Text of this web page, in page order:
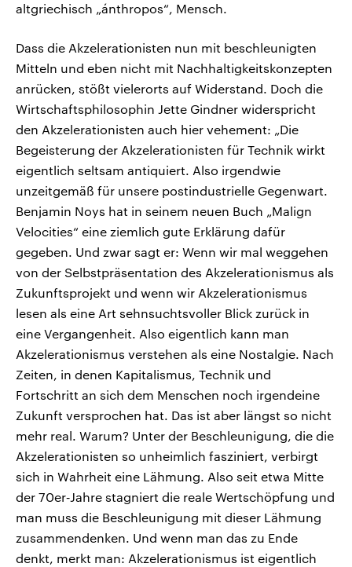
altgriechisch „ánthropos“, Mensch.
Dass die Akzelerationisten nun mit beschleunigten
Mitteln und eben nicht mit Nachhaltigkeitskonzepten
anrücken, stößt vielerorts auf Widerstand. Doch die
Wirtschaftsphilosophin Jette Gindner widerspricht
den Akzelerationisten auch hier vehement: „Die
Begeisterung der Akzelerationisten für Technik wirkt
eigentlich seltsam antiquiert. Also irgendwie
unzeitgemäß für unsere postindustrielle Gegenwart.
Benjamin Noys hat in seinem neuen Buch „Malign
Velocities“ eine ziemlich gute Erklärung dafür
gegeben. Und zwar sagt er: Wenn wir mal weggehen
von der Selbstpräsentation des Akzelerationismus als
Zukunftsprojekt und wenn wir Akzelerationismus
lesen als eine Art sehnsuchtsvoller Blick zurück in
eine Vergangenheit. Also eigentlich kann man
Akzelerationismus verstehen als eine Nostalgie. Nach
Zeiten, in denen Kapitalismus, Technik und
Fortschritt an sich dem Menschen noch irgendeine
Zukunft versprochen hat. Das ist aber längst so nicht
mehr real. Warum? Unter der Beschleunigung, die die
Akzelerationisten so unheimlich fasziniert, verbirgt
sich in Wahrheit eine Lähmung. Also seit etwa Mitte
der 70er‑Jahre stagniert die reale Wertschöpfung und
man muss die Beschleunigung mit dieser Lähmung
zusammendenken. Und wenn man das zu Ende
denkt, merkt man: Akzelerationismus ist eigentlich